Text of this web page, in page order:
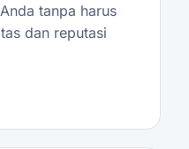
tanpa harus
dan reputasi